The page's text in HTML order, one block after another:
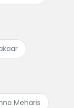
Meharis